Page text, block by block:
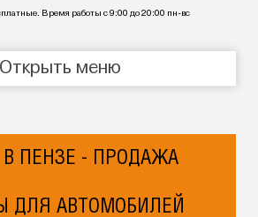
Время работы с 9:00 до 20:00 пн-вс
Открыть меню
ПЕНЗЕ - ПРОДАЖА
ДЛЯ АВТОМОБИЛЕЙ